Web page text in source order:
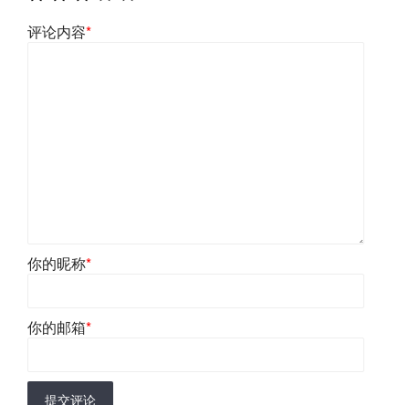
评论内容*
你的昵称*
你的邮箱*
提交评论